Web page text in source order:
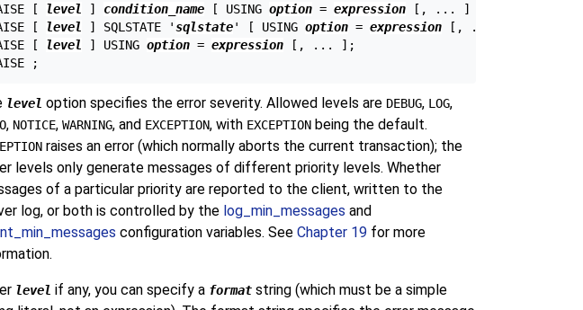
] ];
[
level ] condition_name [ USING option = expression [ , ... ]
[
level ] SQLSTATE 'sqlstate' [ USING option = expression [ , ...
[
level ] USING option = expression [ , ...
];
level option specifies the error severity. Allowed levels are DEBUG, LOG,
, NOTICE, WARNING, and EXCEPTION, with EXCEPTIONbeing the default.
raises an error (which normally aborts the current transaction); the
levels only generate messages of different priority levels. Whether
of a particular priority are reported to the client, written to the
log, or both is controlled by the log_min_messages and
configuration variables. See Chapter 19for more
level if any, you can specify a formatstring (which must be a simple